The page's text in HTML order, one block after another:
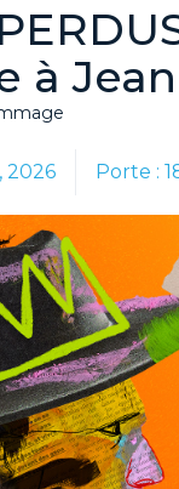
à
2026 Porte :